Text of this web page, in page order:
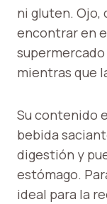
ni gluten. Ojo,
encontrar en
mientras que
Su contenido
bebida
digestión y
estómago.
ideal para la